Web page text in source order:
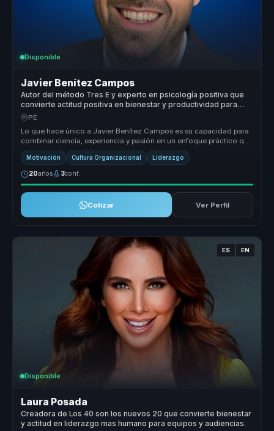
Disponible
Javier Benítez Campos
Autor del método Tres E y experto en psicología positiva que
convierte actitud positiva en bienestar y productividad para
equipos.
PE
Lo que hace único a Javier Benítez Campos es su capacidad para
combinar ciencia, experiencia y pasión en un enfoque práctico que
transfor...
Motivación Cultura Organizacional Liderazgo
20años 3conf.
Cotizar Ver Perfil
ES EN
Disponible
Laura Posada
Creadora de Los 40 son los nuevos 20 que convierte bienestar
y actitud en liderazgo mas humano para equipos y audiencias.